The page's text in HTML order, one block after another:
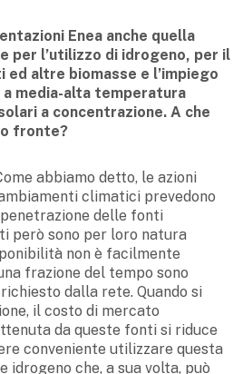
Enea anche quella
per l’utilizzo di idrogeno, per il
altre biomasse e l’impiego
media-alta temperatura
a concentrazione. A che
fronte?
abbiamo detto, le azioni
climatici prevedono
delle fonti
però sono per loro natura
non è facilmente
frazione del tempo sono
dalla rete. Quando si
il costo di mercato
da queste fonti si riduce
conveniente utilizzare questa
che, a sua volta, può